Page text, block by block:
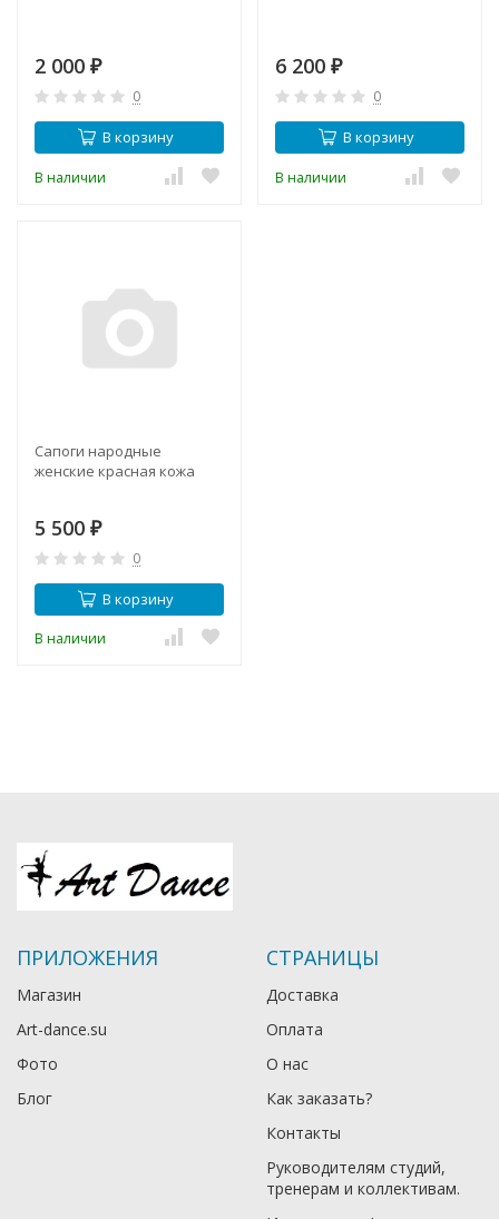
2 000 ₽
0
В корзину
В наличии
6 200 ₽
0
В корзину
В наличии
Сапоги народные
женские красная кожа
5 500 ₽
0
В корзину
В наличии
ПРИЛОЖЕНИЯ
Магазин
Art-dance.su
Фото
Блог
СТРАНИЦЫ
Доставка
Оплата
О нас
Как заказать?
Контакты
Руководителям студий,
тренерам и коллективам.